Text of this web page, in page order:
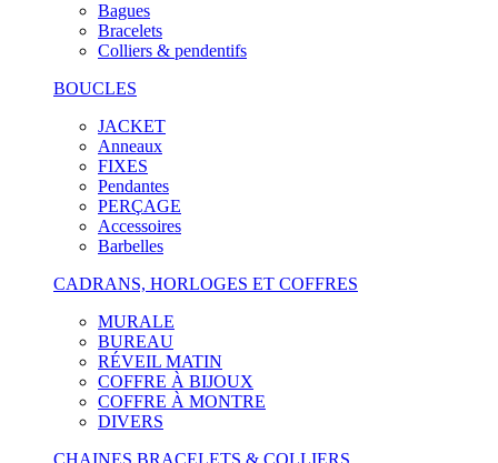
Bagues
Bracelets
Colliers & pendentifs
BOUCLES
JACKET
Anneaux
FIXES
Pendantes
PERÇAGE
Accessoires
Barbelles
CADRANS, HORLOGES ET COFFRES
MURALE
BUREAU
RÉVEIL MATIN
COFFRE À BIJOUX
COFFRE À MONTRE
DIVERS
CHAINES,BRACELETS & COLLIERS